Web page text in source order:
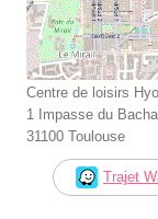
Centre de loisirs
1 Impasse du
31100 Toulouse
Trajet